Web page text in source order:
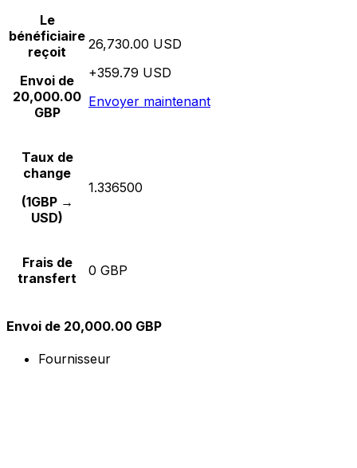
Le
bénéficiaire
reçoit
Envoi de
20,000.00
GBP
26,730.00 USD
+359.79 USD
Envoyer maintenant
Taux de
change
(1GBP →
USD)
1.336500
Frais de
transfert
0 GBP
Envoi de 20,000.00 GBP
Fournisseur